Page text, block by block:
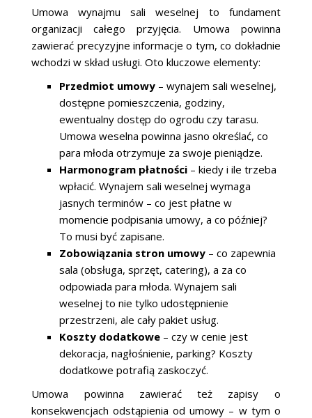
Umowa wynajmu sali weselnej to fundament
organizacji całego przyjęcia. Umowa powinna
zawierać precyzyjne informacje o tym, co dokładnie
wchodzi w skład usługi. Oto kluczowe elementy:
Przedmiot umowy – wynajem sali weselnej,
dostępne pomieszczenia, godziny,
ewentualny dostęp do ogrodu czy tarasu.
Umowa weselna powinna jasno określać, co
para młoda otrzymuje za swoje pieniądze.
Harmonogram płatności – kiedy i ile trzeba
wpłacić. Wynajem sali weselnej wymaga
jasnych terminów – co jest płatne w
momencie podpisania umowy, a co później?
To musi być zapisane.
Zobowiązania stron umowy – co zapewnia
sala (obsługa, sprzęt, catering), a za co
odpowiada para młoda. Wynajem sali
weselnej to nie tylko udostępnienie
przestrzeni, ale cały pakiet usług.
Koszty dodatkowe – czy w cenie jest
dekoracja, nagłośnienie, parking? Koszty
dodatkowe potrafią zaskoczyć.
Umowa powinna zawierać też zapisy o
konsekwencjach odstąpienia od umowy – w tym o